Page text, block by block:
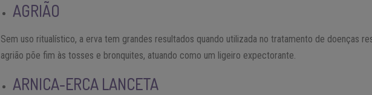
AGRIÃO
Sem uso ritualístico, a erva tem grandes resultados quando utilizada no tratamento de doenças
agrião põe fim às tosses e bronquites, atuando como um ligeiro expectorante.
ARNICA-ERCA LANCETA